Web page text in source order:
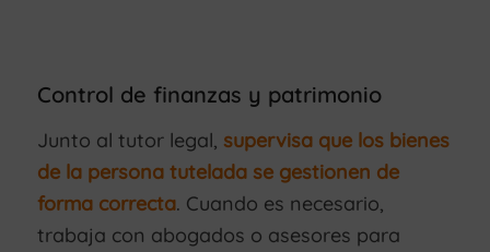
Control de finanzas y patrimonio
Junto al tutor legal, supervisa que los bienes
de la persona tutelada se gestionen de
forma correcta. Cuando es necesario,
trabaja con abogados o asesores para